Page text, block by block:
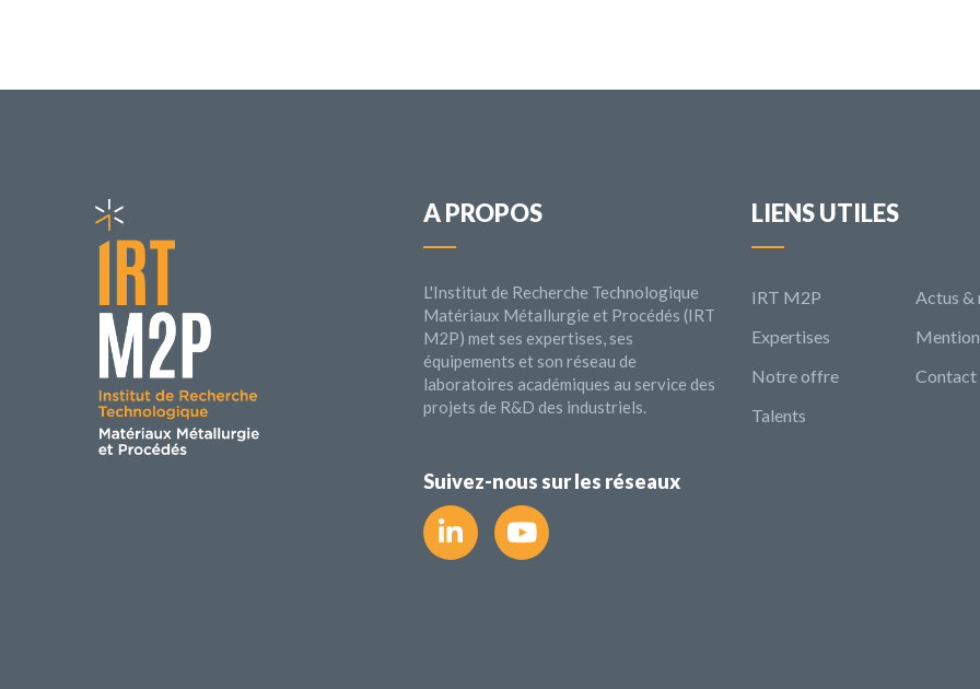
A PROPOS
L'Institut de Recherche Technologique
Matériaux Métallurgie et Procédés (IRT
M2P) met ses expertises, ses
équipements et son réseau de
laboratoires académiques au service des
projets de R&D des industriels.
Suivez-nous sur les réseaux
LIENS UTILES
IRT M2P
Expertises
Notre offre
Talents
Actus &
Contact